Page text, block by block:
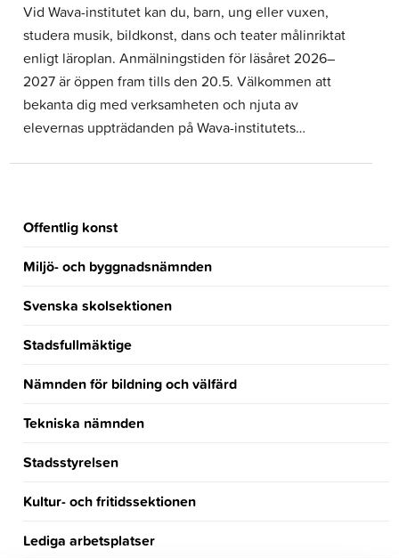
Vid Wava-institutet kan du, barn, ung eller vuxen,
studera musik, bildkonst, dans och teater målinriktat
enligt läroplan. Anmälningstiden för läsåret 2026–
2027 är öppen fram tills den 20.5. Välkommen att
bekanta dig med verksamheten och njuta av
elevernas uppträdanden på Wava-institutets…
Offentlig konst
Miljö- och byggnadsnämnden
Svenska skolsektionen
Stadsfullmäktige
Nämnden för bildning och välfärd
Tekniska nämnden
Stadsstyrelsen
Kultur- och fritidssektionen
Lediga arbetsplatser